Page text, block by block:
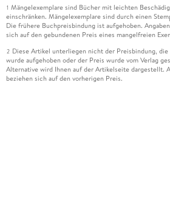
1 Mängelexemplare sind Bücher mit leichten
einschränken. Mängelexemplare sind durch einen
Die frühere Buchpreisbindung ist aufgehoben.
sich auf den gebundenen Preis eines mangelfreien
2 Diese Artikel unterliegen nicht der Preisbindung,
wurde aufgehoben oder der Preis wurde vom Verlag
Alternative wird Ihnen auf der Artikelseite dargestellt.
beziehen sich auf den vorherigen Preis.